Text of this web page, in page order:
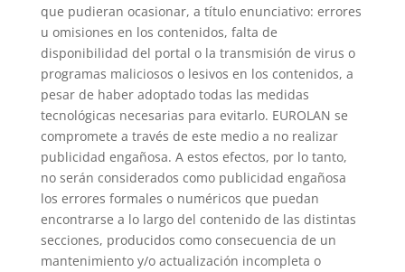
que pudieran ocasionar, a título enunciativo: errores
u omisiones en los contenidos, falta de
disponibilidad del portal o la transmisión de virus o
programas maliciosos o lesivos en los contenidos, a
pesar de haber adoptado todas las medidas
tecnológicas necesarias para evitarlo. EUROLAN se
compromete a través de este medio a no realizar
publicidad engañosa. A estos efectos, por lo tanto,
no serán considerados como publicidad engañosa
los errores formales o numéricos que puedan
encontrarse a lo largo del contenido de las distintas
secciones, producidos como consecuencia de un
mantenimiento y/o actualización incompleta o